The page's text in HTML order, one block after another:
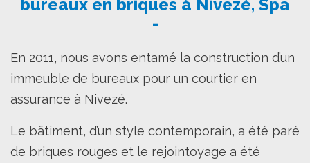
bureaux en briques à Nivezé, Spa
En 2011, nous avons entamé la construction d’un
immeuble de bureaux pour un courtier en
assurance à Nivezé.
Le bâtiment, d’un style contemporain, a été paré
de briques rouges et le rejointoyage a été